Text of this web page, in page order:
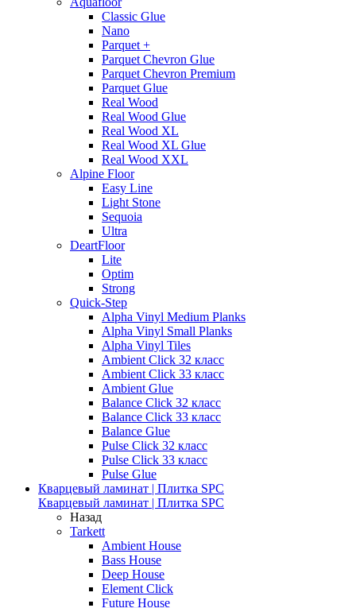
Classic Glue
Nano
Parquet +
Parquet Chevron Glue
Parquet Chevron Premium
Parquet Glue
Real Wood
Real Wood Glue
Real Wood XL
Real Wood XL Glue
Real Wood XXL
Alpine Floor
Easy Line
Light Stone
Sequoia
Ultra
DeartFloor
Lite
Optim
Strong
Quick-Step
Alpha Vinyl Medium Planks
Alpha Vinyl Small Planks
Alpha Vinyl Tiles
Ambient Click 32 класс
Ambient Click 33 класс
Ambient Glue
Balance Click 32 класс
Balance Click 33 класс
Balance Glue
Pulse Click 32 класс
Pulse Click 33 класс
Pulse Glue
Кварцевый ламинат | Плитка SPC
Кварцевый ламинат | Плитка SPC
Назад
Tarkett
Ambient House
Bass House
Deep House
Element Click
Future House